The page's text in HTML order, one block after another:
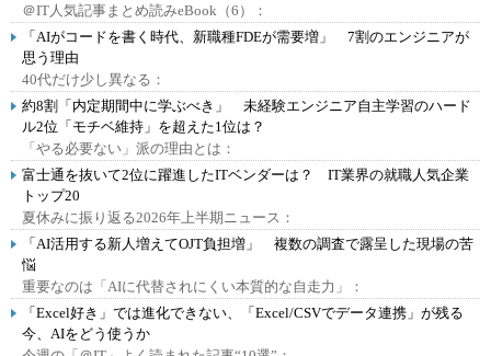
＠IT人気記事まとめ読みeBook（6）：
「AIがコードを書く時代、新職種FDEが需要増」 7割のエンジニアが
思う理由
40代だけ少し異なる：
約8割「内定期間中に学ぶべき」 未経験エンジニア自主学習のハード
ル2位「モチベ維持」を超えた1位は？
「やる必要ない」派の理由とは：
富士通を抜いて2位に躍進したITベンダーは？ IT業界の就職人気企業
トップ20
夏休みに振り返る2026年上半期ニュース：
「AI活用する新人増えてOJT負担増」 複数の調査で露呈した現場の苦
悩
重要なのは「AIに代替されにくい本質的な自走力」：
「Excel好き」では進化できない、「Excel/CSVでデータ連携」が残る
今、AIをどう使うか